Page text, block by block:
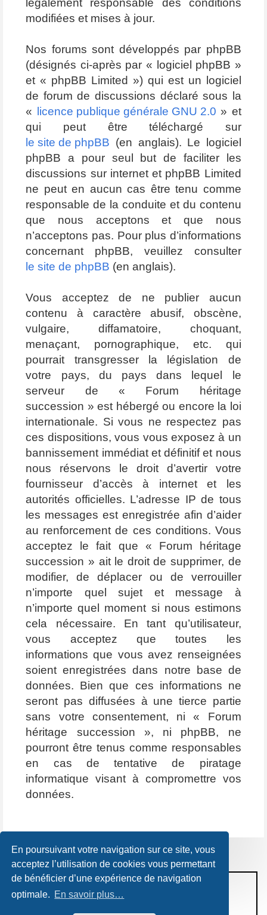
En poursuivant votre navigation sur ce site, vous
acceptez l’utilisation de cookies vous permettant
de bénéficier d’une expérience de navigation
optimale. En savoir plus…
légalement responsable des conditions
modifiées et mises à jour.
Nos forums sont développés par phpBB
(désignés ci-après par « logiciel phpBB »
et « phpBB Limited ») qui est un logiciel
de forum de discussions déclaré sous la
«
licence publique générale GNU 2.0 » et
qui peut être téléchargé sur
le site de phpBB (en anglais). Le logiciel
phpBB a pour seul but de faciliter les
discussions sur internet et phpBB Limited
ne peut en aucun cas être tenu comme
responsable de la conduite et du contenu
que nous acceptons et que nous
n’acceptons pas. Pour plus d’informations
concernant phpBB, veuillez consulter
le site de phpBB (en anglais).
Vous acceptez de ne publier aucun
contenu à caractère abusif, obscène,
vulgaire, diffamatoire, choquant,
menaçant, pornographique, etc. qui
pourrait transgresser la législation de
votre pays, du pays dans lequel le
serveur de « Forum héritage
succession » est hébergé ou encore la loi
internationale. Si vous ne respectez pas
ces dispositions, vous vous exposez à un
bannissement immédiat et définitif et nous
nous réservons le droit d’avertir votre
fournisseur d’accès à internet et les
autorités officielles. L’adresse IP de tous
les messages est enregistrée afin d’aider
au renforcement de ces conditions. Vous
acceptez le fait que « Forum héritage
succession » ait le droit de supprimer, de
modifier, de déplacer ou de verrouiller
n’importe quel sujet et message à
n’importe quel moment si nous estimons
cela nécessaire. En tant qu’utilisateur,
vous acceptez que toutes les
informations que vous avez renseignées
soient enregistrées dans notre base de
données. Bien que ces informations ne
seront pas diffusées à une tierce partie
sans votre consentement, ni « Forum
héritage succession », ni phpBB, ne
pourront être tenus comme responsables
en cas de tentative de piratage
informatique visant à compromettre vos
données.
CONDITIONS D’UTILISATION
POLITIQUE DE VIE PRIVÉE